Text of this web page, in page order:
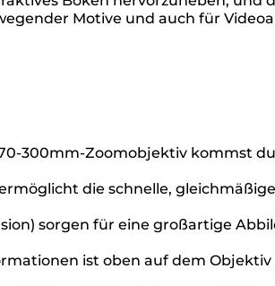
Motive und auch für
300mm-Zoomobjektiv kommst
die schnelle,
sorgen für eine großartige
ist oben auf dem